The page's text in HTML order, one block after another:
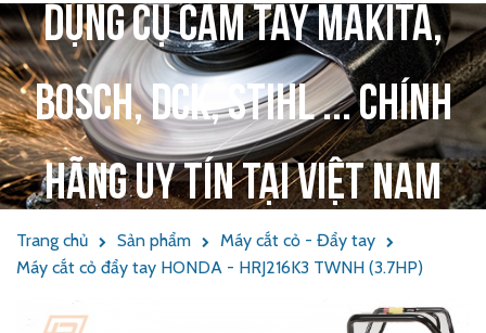
Dụng cụ cầm tay Makita,
Bosch, DCK, Stihl ... chính
hãng uy tín tại Việt Nam
Trang chủ Sản phẩm
Máy cắt cỏ - Đẩy tay
Máy cắt cỏ đẩy tay HONDA - HRJ216K3 TWNH (3.7HP)